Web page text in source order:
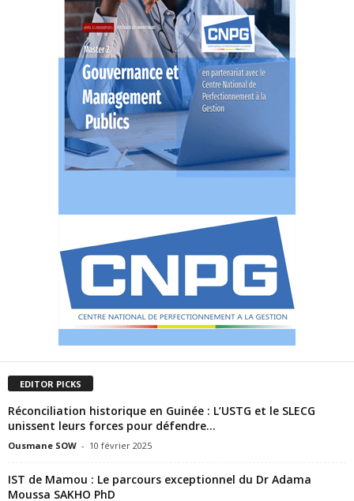
EDITOR PICKS
Réconciliation historique en Guinée : L’USTG et le SLECG
unissent leurs forces pour défendre...
Ousmane SOW - 10 février 2025
IST de Mamou : Le parcours exceptionnel du Dr Adama
Moussa SAKHO PhD